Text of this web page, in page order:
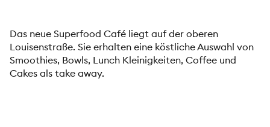
Das neue Superfood Café liegt auf der oberen
Louisenstraße. Sie erhalten eine köstliche Auswahl von
Smoothies, Bowls, Lunch Kleinigkeiten, Coffee und
Cakes als take away.